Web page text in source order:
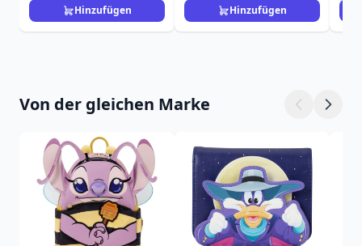
Hinzufügen Hinzufügen
Von der gleichen Marke